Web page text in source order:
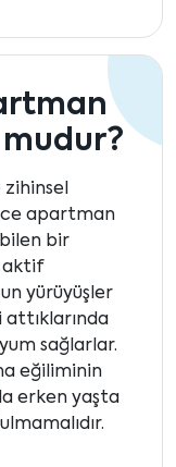
zihinsel
apartman
bir
aktif
yürüyüşler
attıklarında
sağlarlar.
eğiliminin
erken yaşta